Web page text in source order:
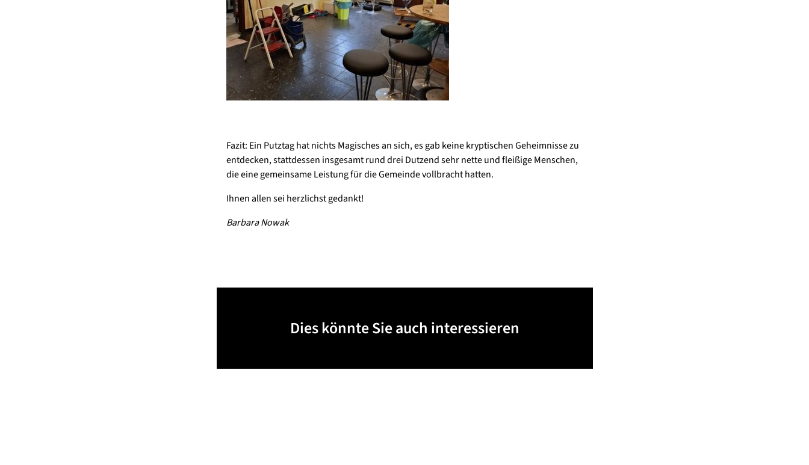
Fazit: Ein Putztag hat nichts Magisches an sich, es gab keine kryptischen Geheimnisse zu
entdecken, stattdessen insgesamt rund drei Dutzend sehr nette und fleißige Menschen,
die eine gemeinsame Leistung für die Gemeinde vollbracht hatten.
Ihnen allen sei herzlichst gedankt!
Barbara Nowak
Dies könnte Sie auch interessieren